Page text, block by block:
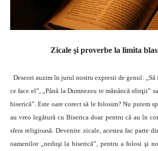
Zicale şi proverbe la limita
Deseori auzim în jurul nostru expresii de genul: „Să
ce face el”, „Până la Dumnezeu te mănâncă sfinţii”
biserică”. Este oare corect să le folosim? Nu putem
au vreo legătură cu Biserica doar pentru că au în
sfera religioasă. Devenite zicale, acestea fac parte
oamenilor „neduşi la biserică”, pentru a folosi şi